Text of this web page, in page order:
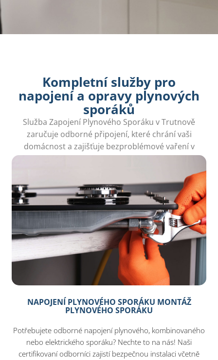
Kompletní služby pro
napojení a opravy plynových
sporáků
Služba Zapojení Plynového Sporáku v Trutnově
zaručuje odborné připojení, které chrání vaši
domácnost a zajišťuje bezproblémové vaření v
lokalitě.
NAPOJENÍ PLYNOVÉHO SPORÁKU MONTÁŽ
PLYNOVÉHO SPORÁKU
Potřebujete odborné napojení plynového, kombinovaného
nebo elektrického sporáku? Nechte to na nás! Naši
certifikovaní odborníci zajistí bezpečnou instalaci včetně